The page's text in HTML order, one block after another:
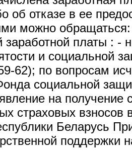
об отказе в ее
можно
заработной платы : -
и социальной
62); по вопросам
социальной
на получение
страховых
Беларусь
поддержки